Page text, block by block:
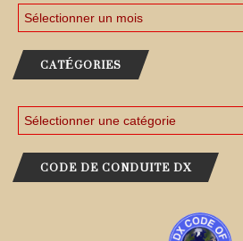
CATÉGORIES
CODE DE CONDUITE DX